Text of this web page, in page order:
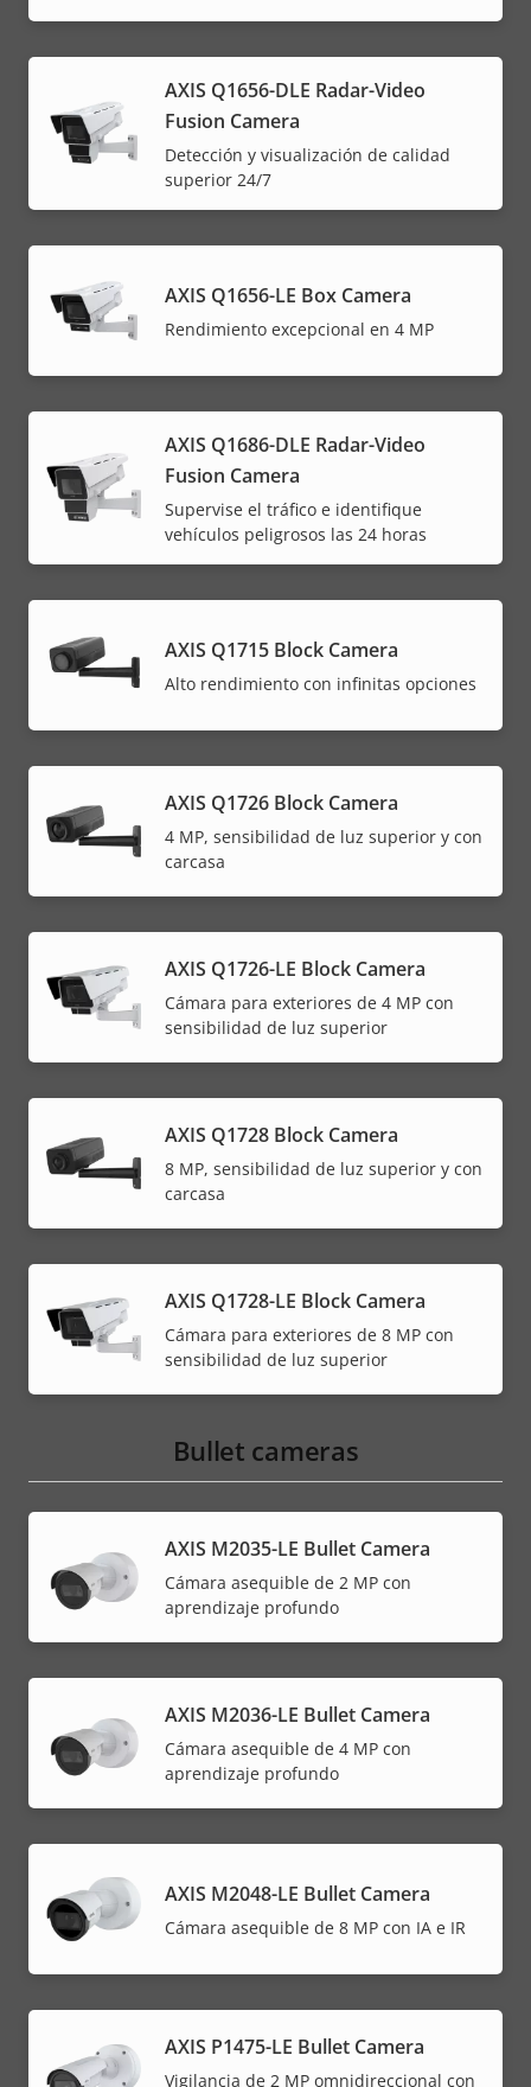
AXIS Q1656-DLE Radar-Video
Fusion Camera
Detección y visualización de calidad
superior 24/7
AXIS Q1656-LE Box Camera
Rendimiento excepcional en 4 MP
AXIS Q1686-DLE Radar-Video
Fusion Camera
Supervise el tráfico e identifique
vehículos peligrosos las 24 horas
AXIS Q1715 Block Camera
Alto rendimiento con infinitas opciones
AXIS Q1726 Block Camera
4 MP, sensibilidad de luz superior y con
carcasa
AXIS Q1726-LE Block Camera
Cámara para exteriores de 4 MP con
sensibilidad de luz superior
AXIS Q1728 Block Camera
8 MP, sensibilidad de luz superior y con
carcasa
AXIS Q1728-LE Block Camera
Cámara para exteriores de 8 MP con
sensibilidad de luz superior
Bullet cameras
AXIS M2035-LE Bullet Camera
Cámara asequible de 2 MP con
aprendizaje profundo
AXIS M2036-LE Bullet Camera
Cámara asequible de 4 MP con
aprendizaje profundo
AXIS M2048-LE Bullet Camera
Cámara asequible de 8 MP con IA e IR
AXIS P1475-LE Bullet Camera
Vigilancia de 2 MP omnidireccional con